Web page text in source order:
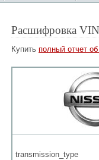
Расшифровка
Купить полный отчет
transmission_type